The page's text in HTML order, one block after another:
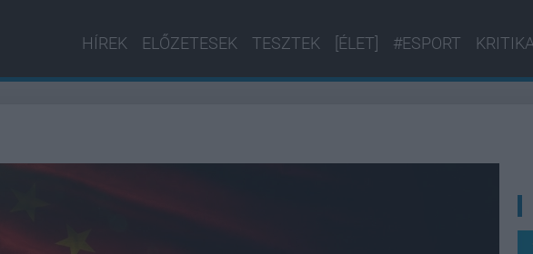
HÍREK ELŐZETESEK TESZTEK [ÉLET] #ESPORT KRITIKA